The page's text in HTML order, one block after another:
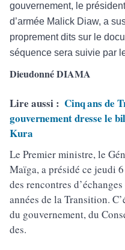
gouvernement, le
d’armée Malick Diaw, a
proprement dits sur l e
séquence sera suivie par
Dieudonné DIAMA
Lire aussi : Cinq ans de
gouvernement dresse le
Kura
Le Premier ministre, le
Maïga, a présidé ce jeudi
des rencontres
années de la Transition.
du gouvernement, du
des.